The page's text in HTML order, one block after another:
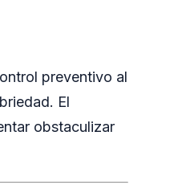
preventivo al
El
obstaculizar